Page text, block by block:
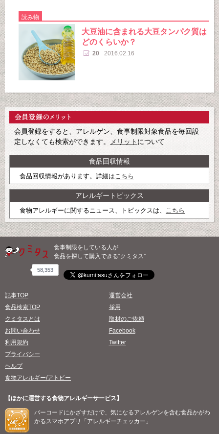
読み物
大豆油に含まれる大豆タンパク質は
どのくらいか？
20 2016.02.16
会員登録をすると、アレルゲン、食事制限対象食品を毎回設
定しなくても検索ができます。
メリット について
食品回収情報
食品回収情報があります。詳細はこちら
アレルギートピックス
食物アレルギーに関するニュース、トピックスは、 こちら
食事制限をしている人が
食品を探して購入できる“クミタス”
58,353
記事TOP
食品検索TOP
クミタスとは
お問い合わせ
利用規約
プライバシー
ヘルプ
食物アレルギー/アトピー
運営会社
採用
取材のご依頼
Facebook
Twitter
【ほかに運営する食物アレルギーサービス】
バーコードにかざすだけで、気になるアレルゲンを含む食品かがわ
かるスマホアプリ「アレルギーチェッカー」